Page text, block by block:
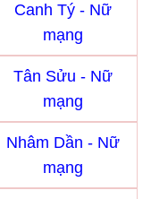
Canh Tý - Nữ
mạng
Tân Sửu - Nữ
mạng
Nhâm Dần - Nữ
mạng